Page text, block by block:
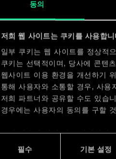
동의
저희 웹 사이트는 쿠키를 사용합니
일부 쿠키는 웹 사이트를 정상적
쿠키는 선택적이며, 당사에 콘텐
웹사이트 이용 환경을 개선하기
통해 사용자와 소통할 경우, 사용
저희 파트너와 공유할 수도 있습
경우에는 사용자의 동의를 구할
쿠키 사용에 관한 세부 사항이나
확인할 수 있습니다.
필수 기본 설정